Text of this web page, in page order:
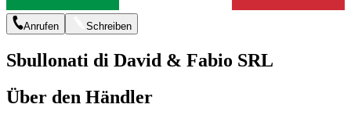
Anrufen Schreiben
Sbullonati di David & Fabio SRL
Über den Händler